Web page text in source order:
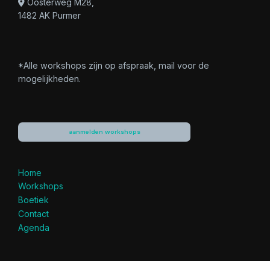
Oosterweg M28,
1482 AK Purmer
*Alle workshops zijn op afspraak, mail voor de
mogelijkheden.
aanmelden workshops
Home
Workshops
Boetiek
Contact
Agenda